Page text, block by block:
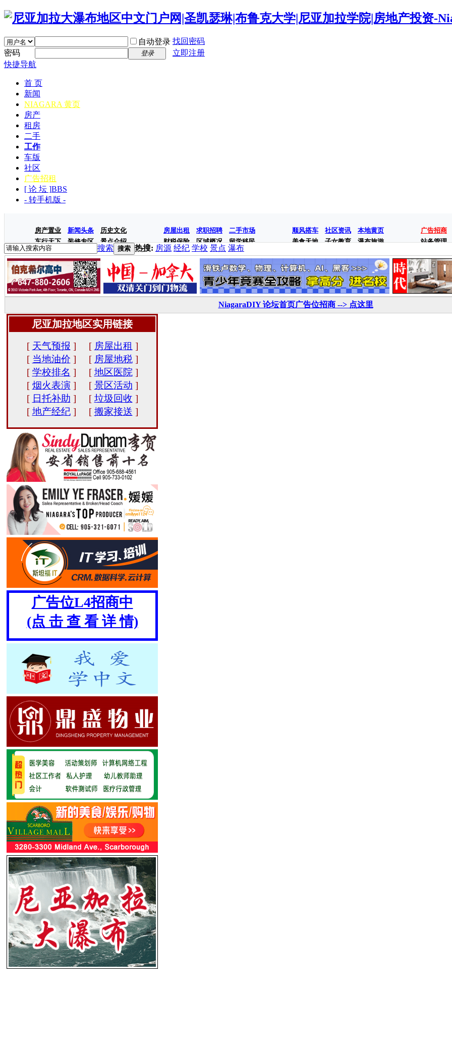
自动登录 找回密码
密码
登录
立即注册
快捷导航
首 页
新闻
NIAGARA 黄页
房产
租房
二手
工作
车版
社区
广告招租
[ 论 坛 ]BBS
- 转手机版 -
房产置业 新闻头条
历史文化
车行天下
装修专区 景点介绍
房屋出租 求职招聘
二手市场
财税保险
区域概况 留学移民
顺风搭车 社区资讯
本地黄页
美食天地
子女教育 瀑布旅游
广告招商
站务管理
搜索 搜索 热搜: 房源 经纪 学校 景点 瀑布
NiagaraDIY 论坛首页广告位招商 --> 点这里
尼亚加拉地区实用链接
[ 天气预报 ] [ 房屋出租 ]
[ 当地油价 ] [ 房屋地税]
[ 学校排名 ] [ 地区医院]
[ 烟火表演 ] [ 景区活动 ]
[ 日托补助 ] [ 垃圾回收 ]
[ 地产经纪] [ 搬家接送 ]
广告位L4招商中
(点 击 查 看 详 情)